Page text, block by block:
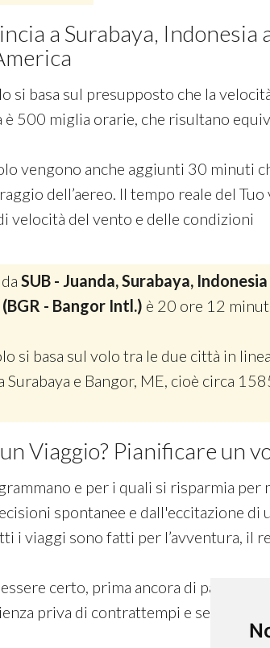
a Surabaya, Indonesia
si basa sul presupposto che la
è 500 miglia orarie, che risultano
vengono anche aggiunti 30 minuti
dell’aereo. Il tempo reale del
velocità del vento e delle condizioni
SUB - Juanda, Surabaya,
- Bangor Intl.) è 20 ore 12
si basa sul volo tra le due città in
Surabaya e Bangor, ME, cioè circa
Viaggio? Pianificare un
e per i quali si risparmia per
spontanee e dall'eccitazione di
i viaggi sono fatti per l’avventura, il
certo, prima ancora di partire,
priva di contrattempi e senza ansia!